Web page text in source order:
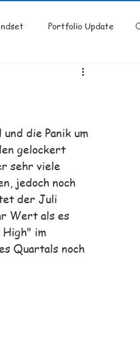
Portfolio Update
die Panik um
gelockert
sehr viele
jedoch noch
der Juli
Wert als es
High" im
Quartals noch